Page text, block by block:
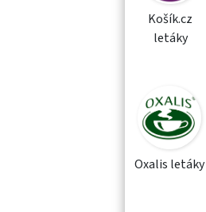
Košík.cz
letáky
Oxalis letáky